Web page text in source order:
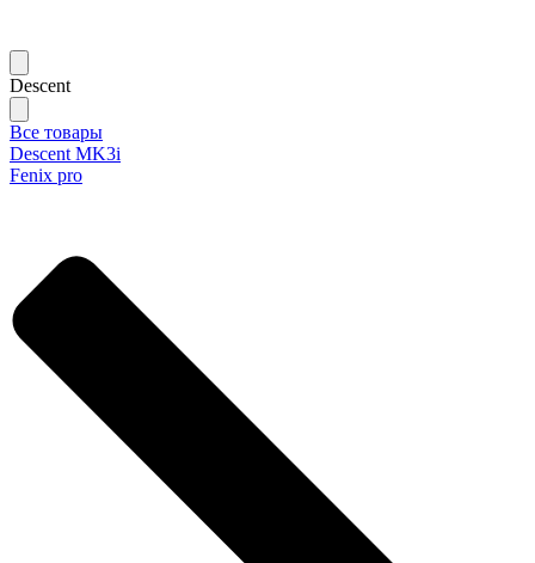
Descent
Все товары
Descent MK3i
Fenix pro